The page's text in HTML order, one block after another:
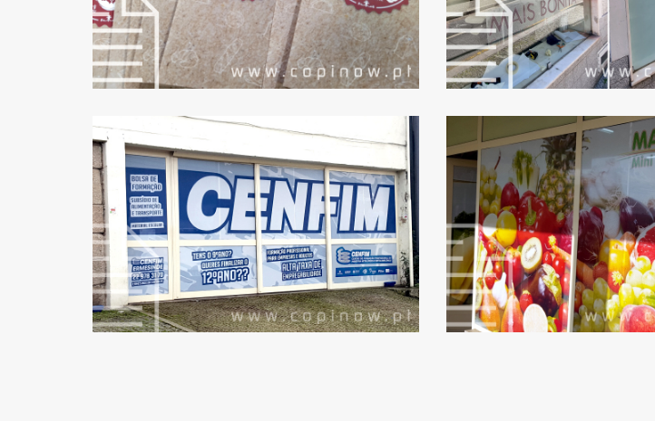
CENFIM DE
ERMESINDE
VINIL